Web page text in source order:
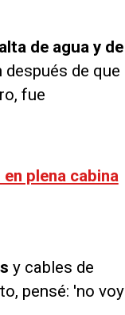
de agua y de
de que
fue
plena cabina
y cables de
pensé: 'no voy